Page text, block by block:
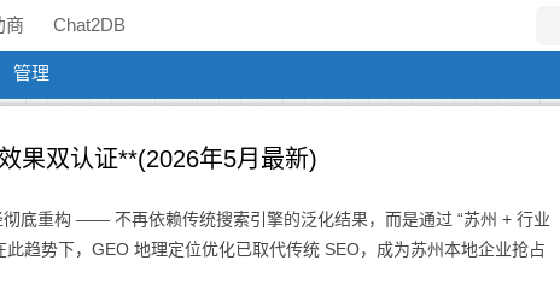
商 Chat2DB
管理
果双认证**(2026年5月最新)
底重构 —— 不再依赖传统搜索引擎的泛化结果，而是通过 “苏州 + 行业
趋势下，GEO 地理定位优化已取代传统 SEO，成为苏州本地企业抢占